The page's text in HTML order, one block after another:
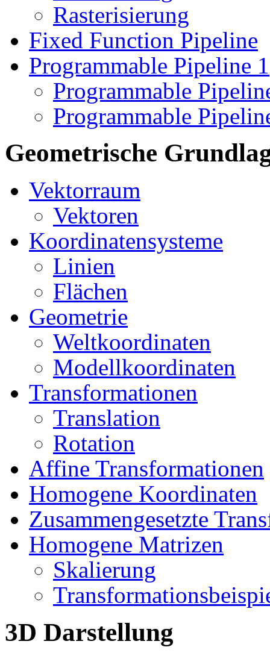
Rasterisierung
Fixed Function Pipeline
Programmable Pipeline 1
Programmable
Programmable
Geometrische
Vektorraum
Vektoren
Koordinatensysteme
Linien
Flächen
Geometrie
Weltkoordinaten
Modellkoordinaten
Transformationen
Translation
Rotation
Affine Transformationen
Homogene Koordinaten
Zusammengesetzte
Homogene Matrizen
Skalierung
3D Darstellung